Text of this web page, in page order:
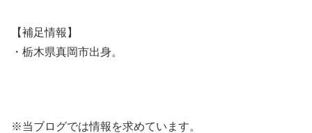
【補足情報】
・栃木県真岡市出身。
※当ブログでは情報を求めています。